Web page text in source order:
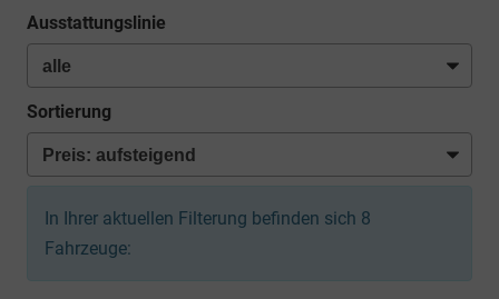
Ausstattungslinie
Sortierung
In Ihrer aktuellen Filterung befinden sich 8
Fahrzeuge: